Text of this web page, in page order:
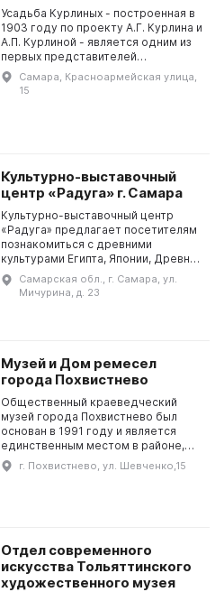
Усадьба Курлиных - построенная в
1903 году по проекту А.Г. Курлина и
А.П. Курлиной - является одним из
первых представителей
архитектурного стиля модерн в
Самаре. Здесь был открыт Музей
Самара, Красноармейская улица,
15
Культурно-выставочный
центр «Радуга» г. Самара
Культурно-выставочный центр
«Радуга» предлагает посетителям
познакомиться с древними
культурами Египта, Японии, Древней
Греции, Тибета и Индии, а также с
историей России, выставленной в
зале «Россия. ...
Самарская обл., г. Самара, ул.
Мичурина, д. 23
Музей и Дом ремесел
города Похвистнево
Общественный краеведческий
музей города Похвистнево был
основан в 1991 году и является
единственным местом в районе,
где можно познакомиться с
историей местности. В музее
г. Похвистнево, ул. Шевченко,15
Отдел современного
искусства Тольяттинского
художественного музея